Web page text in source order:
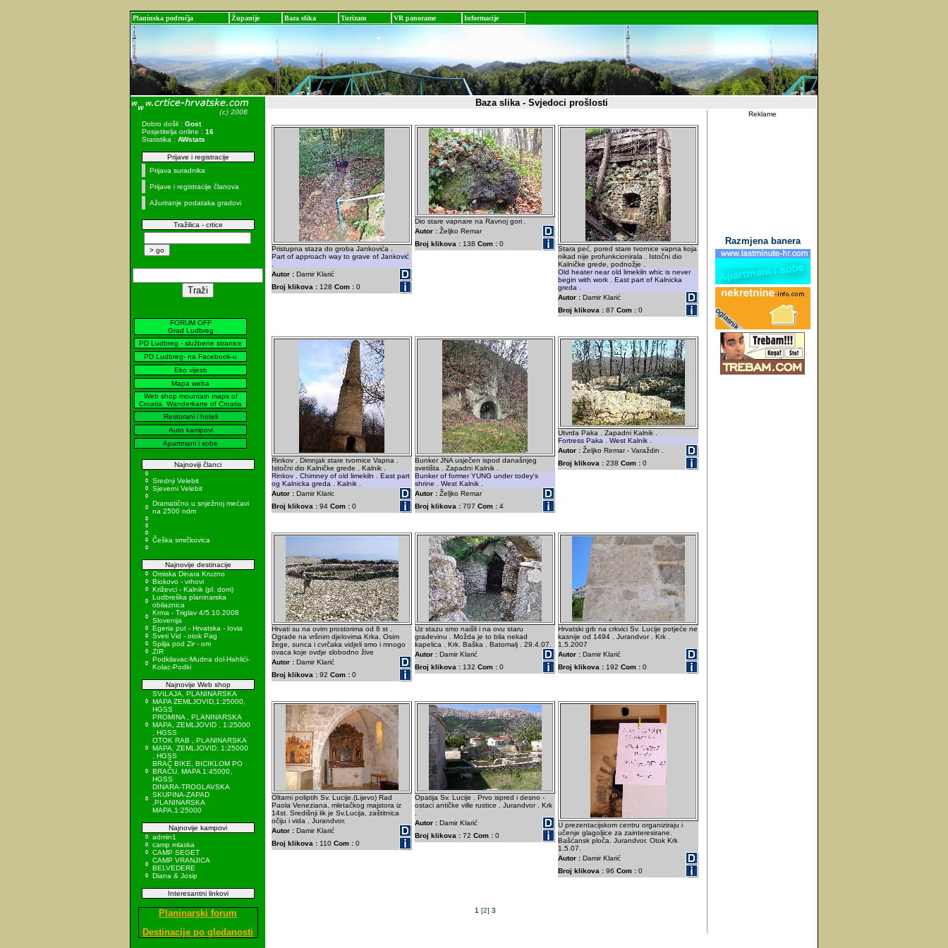
Planinska područja Županije Baza slika Turizam VR panorame Informacije
Dobro došli : Gost
Posjetitelja online : 16
Statistika : AWstats
Prijave i registracije
Prijava suradnika
Prijave i registracije članova
Ažuriranje podataka gradovi
Tražilica - crtice
FORUM OFF
Grad Ludbreg
PD Ludbreg - službene stranice
PD Ludbreg- na Facebook-u
Eko vijesti
Mapa weba
Web shop mountain maps of
Croatia, Wanderkarte of Croatia
Restorani i hoteli
Auto kampovi
Apartmani i sobe
Najnoviji članci
Srednji Velebit
Sjeverni Velebit
Dramatično u snježnoj mećavi
na 2500 ndm
Češka smrčkovica
Najnovije destinacije
Omiska Dinara Kruzno
Biokovo - vrhovi
Križevci - Kalnik (pl. dom)
Ludbreška planinarska
obilaznica
Krma - Triglav 4/5.10.2008
Slovenija
Egeria put - Hrvatska - Iovia
Sveti Vid - otok Pag
Spilja pod Zir - om
ZIR
Podkilavac-Mudna dol-Hahlići-
Kolac-Podki
Najnovije Web shop
SVILAJA, PLANINARSKA
MAPA ZEMLJOVID,1:25000,
HGSS
PROMINA , PLANINARSKA
MAPA, ZEMLJOVID , 1:25000
, HGSS
OTOK RAB , PLANINARSKA
MAPA, ZEMLJOVID, 1:25000
, HGSS
BRAČ BIKE, BICIKLOM PO
BRAČU, MAPA 1:45000,
HGSS
DINARA-TROGLAVSKA
SKUPINA-ZAPAD
,PLANINARSKA
MAPA,1:25000
Najnovije kampovi
admin1
camp mlaska
CAMP SEGET
CAMP VRANJICA
BELVEDERE
Diana & Josip
Interesantni linkovi
Planinarski forum
Destinacije po gledanosti
Baza slika - Svjedoci prošlosti
Pristupna staza do groba Jankovića .
Part of approach way to grave of Janković
Autor : Damir Klarić
Broj klikova : 128 Com : 0
Dio stare vapnare na Ravnoj gori .
Autor : Željko Remar
Broj klikova : 138 Com : 0
Stara peć, pored stare tvornice vapna koja
nikad nije profunkcionirala . Istočni dio
Kalničke grede, podnožje .
Old heater near old limekiln whic is never
begin with work . East part of Kalnicka
greda .
Autor : Damir Klarić
Broj klikova : 87 Com : 0
Rinkov . Dimnjak stare tvornice Vapna .
Istočni dio Kalničke grede . Kalnik .
Rinkov . Chimney of old limekiln . East part
og Kalnicka greda . Kalnik .
Autor : Damir Klaric
Broj klikova : 94 Com : 0
Bunker JNA usječen ispod današnjeg
svetišta . Zapadni Kalnik .
Bunker of former YUNG under todey's
shrine . West Kalnik .
Autor : Željko Remar
Broj klikova : 707 Com : 4
Utvrda Paka . Zapadni Kalnik .
Fortress Paka . West Kalnik .
Autor : Željko Remar - Varaždin .
Broj klikova : 238 Com : 0
Hrvati su na ovim prostorima od 8 st .
Ograde na vršnim djelovima Krka. Osim
žege, sunca i cvrčaka vidjeli smo i mnogo
ovaca koje ovdje slobodno žive
Autor : Damir Klarić
Broj klikova : 92 Com : 0
Uz stazu smo naišli i na ovu staru
građevinu . Možda je to bila nekad
kapelica . Krk. Baška . Batomalj . 29.4.07.
Autor : Damir Klarić
Broj klikova : 132 Com : 0
Hrvatski grb na crkvici Sv. Lucije potjeće ne
kasnije od 1494 . Jurandvor . Krk .
1.5.2007
Autor : Damir Klarić
Broj klikova : 192 Com : 0
Oltarni poliptih Sv. Lucije.(Lijevo) Rad
Paola Veneziana, mletačkog majstora iz
14st. Središnji lik je Sv.Lucija, zaštitnica
očiju i vida . Jurandvor.
Autor : Damir Klarić
Broj klikova : 110 Com : 0
Opatija Sv. Lucije . Prvo ispred i desno -
ostaci antičke ville rustice . Jurandvor . Krk
Autor : Damir Klarić
Broj klikova : 72 Com : 0
U prezentacijskom centru organiziraju i
učenje glagoljice za zainteresirane.
Bašćansk ploča. Jurandvor. Otok Krk
1.5.07.
Autor : Damir Klarić
Broj klikova : 96 Com : 0
1 [2] 3
Reklame
Razmjena banera